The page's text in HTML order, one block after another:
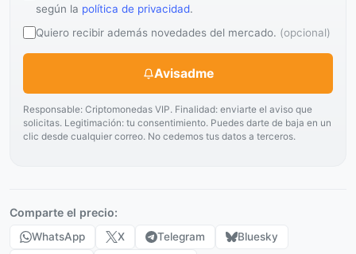
según la política de privacidad.
Quiero recibir además novedades del mercado. (opcional)
Avisadme
Responsable: Criptomonedas VIP. Finalidad: enviarte el aviso que
solicitas. Legitimación: tu consentimiento. Puedes darte de baja en un
clic desde cualquier correo. No cedemos tus datos a terceros.
Comparte el precio:
WhatsApp X Telegram
Bluesky